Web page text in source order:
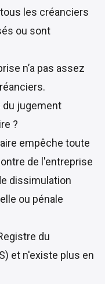
les créanciers
ou sont
n’a pas assez
du jugement
?
empêche toute
de l'entreprise
dissimulation
ou pénale
du
et n'existe plus en